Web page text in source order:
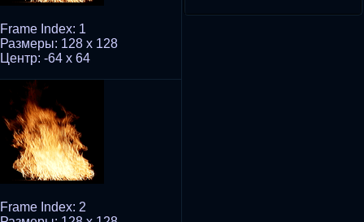
Frame Index: 1
Размеры: 128 x 128
Центр: -64 x 64
Frame Index: 2